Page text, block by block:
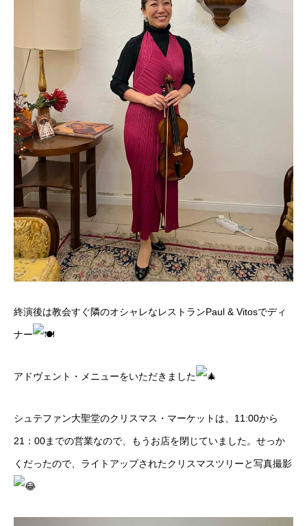
終演後は教会すぐ隣のオシャレなレストランPaul & Vitosでディ
ナー
アドヴェント・メニューをいただきました
シュテファン大聖堂のクリスマス・マーケットは、11:00から
21：00までの営業なので、もうお店を閉じていました。せっか
くだったので、ライトアップされたクリスマスツリーと写真撮影